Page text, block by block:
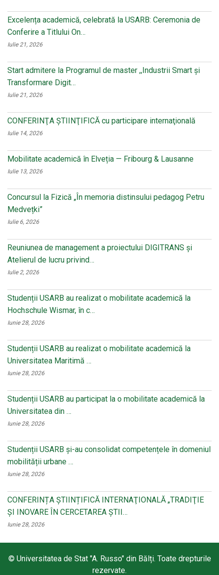
Excelența academică, celebrată la USARB: Ceremonia de
Conferire a Titlului On…
Iulie 21, 2026
Start admitere la Programul de master ,,Industrii Smart și
Transformare Digit…
Iulie 21, 2026
CONFERINŢA ŞTIINŢIFICĂ cu participare internaţională
Iulie 14, 2026
Mobilitate academică în Elveția — Fribourg & Lausanne
Iulie 13, 2026
Concursul la Fizică „În memoria distinsului pedagog Petru
Medvețki”
Iulie 6, 2026
Reuniunea de management a proiectului DIGITRANS și
Atelierul de lucru privind…
Iulie 2, 2026
Studenții USARB au realizat o mobilitate academică la
Hochschule Wismar, în c…
Iunie 28, 2026
Studenții USARB au realizat o mobilitate academică la
Universitatea Maritimă …
Iunie 28, 2026
Studenții USARB au participat la o mobilitate academică la
Universitatea din …
Iunie 28, 2026
Studenții USARB și-au consolidat competențele în domeniul
mobilității urbane …
Iunie 28, 2026
CONFERINȚA ȘTIINȚIFICĂ INTERNAŢIONALĂ „TRADIŢIE
ŞI INOVARE ÎN CERCETAREA ŞTII…
Iunie 28, 2026
© Universitatea de Stat "A. Russo" din Bălți. Toate drepturile
rezervate.